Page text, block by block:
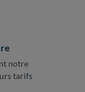
notre
tarifs